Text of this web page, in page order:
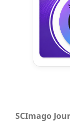
SCImago